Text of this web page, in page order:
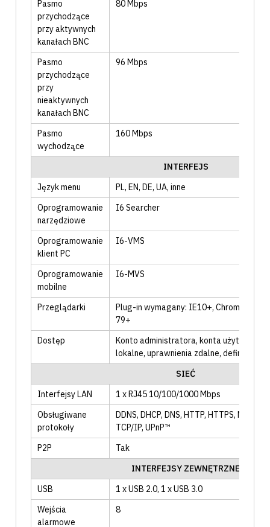
Pasmo
przychodzące
przy aktywnych
kanałach BNC
80 Mbps
Pasmo
przychodzące
przy
nieaktywnych
kanałach BNC
96 Mbps
Pasmo
wychodzące
160 Mbps
INTERFEJS
Język menu
PL, EN, DE, UA, inne
Oprogramowanie
narzędziowe
I6 Searcher
Oprogramowanie
klient PC
I6-VMS
Oprogramowanie
mobilne
I6-MVS
Przeglądarki
Plug-in wymagany: IE10+, Chrome 45+,
79+
Dostęp
Konto administratora, konta
lokalne, uprawnienia zdalne,
SIEĆ
Interfejsy LAN
1 x RJ45 10/100/1000 Mbps
Obsługiwane
protokoły
DDNS, DHCP, DNS, HTTP, HTTPS, NTP
TCP/IP, UPnP™
P2P
Tak
INTERFEJSY ZEWNĘTRZNE
USB
1 x USB 2.0, 1 x USB 3.0
Wejścia
alarmowe
8